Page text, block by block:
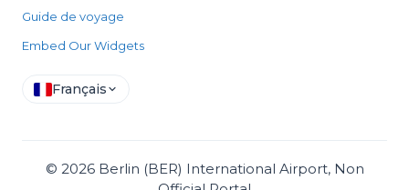
Guide de voyage
Embed Our Widgets
Français
© 2026Berlin (BER) International Airport, Non